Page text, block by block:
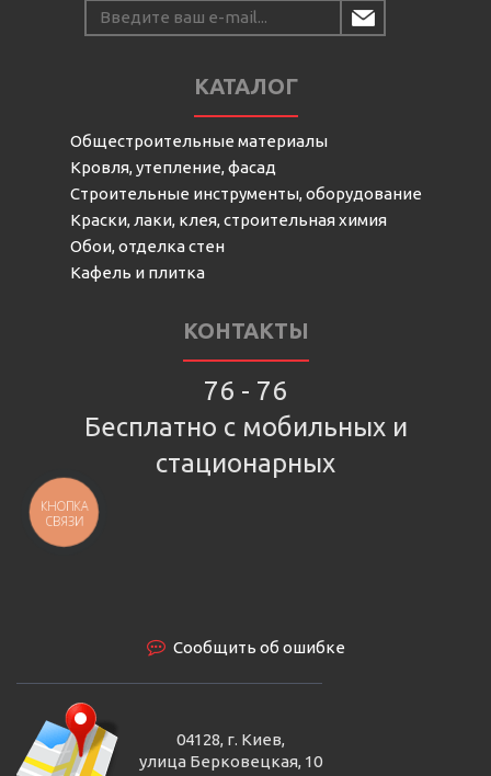
КАТАЛОГ
Общестроительные материалы
Кровля, утепление, фасад
Строительные инструменты, оборудование
Краски, лаки, клея, строительная химия
Обои, отделка стен
Кафель и плитка
КОНТАКТЫ
76 - 76
Бесплатно с мобильных и
стационарных
Сообщить об ошибке
04128, г. Киев,
улица Берковецкая, 10
КНОПКА
СВЯЗИ